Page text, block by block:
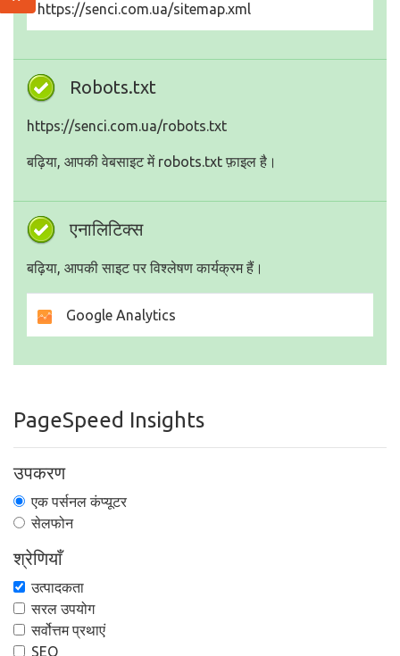
https://senci.com.ua/sitemap.xml
Robots.txt
https://senci.com.ua/robots.txt
बढ़िया, आपकी वेबसाइट में robots.txt फ़ाइल है।
एनालिटिक्स
बढ़िया, आपकी साइट पर विश्लेषण कार्यक्रम हैं।
Google Analytics
PageSpeed Insights
उपकरण
एक पर्सनल कंप्यूटर
सेलफोन
श्रेणियाँ
उत्पादकता
सरल उपयोग
सर्वोत्तम प्रथाएं
SEO